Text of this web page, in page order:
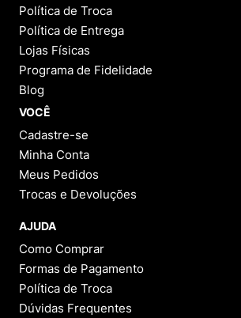
Política de Troca
Política de Entrega
Lojas Físicas
Programa de Fidelidade
Blog
VOCÊ
Cadastre-se
Minha Conta
Meus Pedidos
Trocas e Devoluções
AJUDA
Como Comprar
Formas de Pagamento
Política de Troca
Dúvidas Frequentes